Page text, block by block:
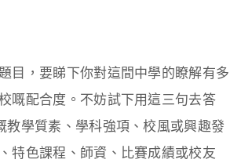
目，要睇下你對這間中學的瞭解有多
嘅配合度。不妨試下用這三句去答
學質素、學科強項、校風或興趣發
特色課程、師資、比賽成績或校友